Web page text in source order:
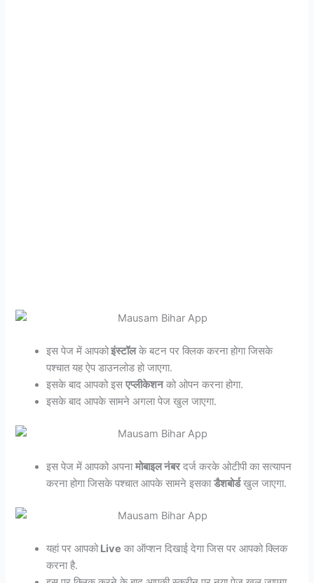
इस पेज में आपकोइंस्टॉलके बटन पर क्लिक करना होगा जिसके
पश्चात यह ऐप डाउनलोड हो जाएगा.
इसके बाद आपको इसएप्लीकेशनको ओपन करना होगा.
इसके बाद आपके सामने अगला पेज खुल जाएगा.
इस पेज में आपको अपनामोबाइल नंबरदर्ज करके ओटीपी का सत्यापन
करना होगा जिसके पश्चात आपके सामने इसकाडैशबोर्डखुल जाएगा.
यहां पर आपकोLive का ऑप्शन दिखाई देगा जिस पर आपको क्लिक
करना है.